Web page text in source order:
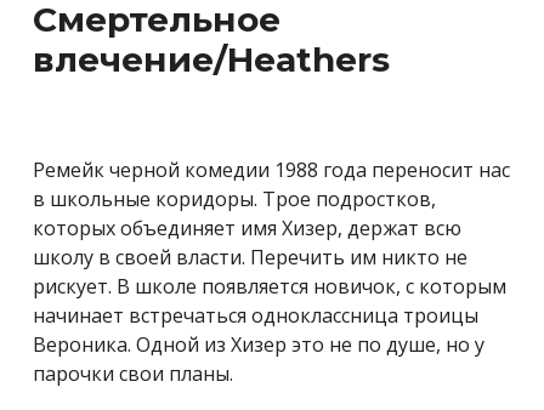
Смертельное
влечение/Heathers
Ремейк черной комедии 1988 года переносит нас
в школьные коридоры. Трое подростков,
которых объединяет имя Хизер, держат всю
школу в своей власти. Перечить им никто не
рискует. В школе появляется новичок, с которым
начинает встречаться одноклассница троицы
Вероника. Одной из Хизер это не по душе, но у
парочки свои планы.